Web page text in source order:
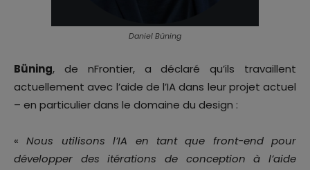
Daniel Büning
Büning, de nFrontier, a déclaré qu’ils travaillent
actuellement avec l’aide de l’IA dans leur projet actuel
– en particulier dans le domaine du design :
«Nous utilisons l’IA en tant que front-end pour
développer des itérations de conception à l’aide